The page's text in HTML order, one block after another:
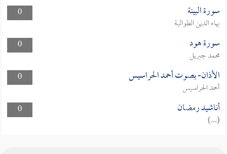
0
سورة البينة
بهاء الدين الطوالبة
0
سورة هود
محمد جبريل
0
الأذان- بصوت أحمد الحراسيس
أحمد الحراسيس
0
أناشيد رمضان
(...)